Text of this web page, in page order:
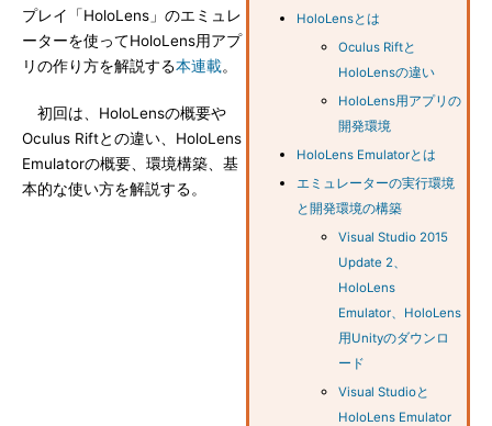
HoloLensとは
Oculus Riftと
HoloLensの違い
HoloLens用アプリの
開発環境
HoloLens Emulatorとは
エミュレーターの実行環境
と開発環境の構築
Visual Studio 2015
Update 2、
HoloLens
Emulator、HoloLens
用Unityのダウンロ
ード
Visual Studioと
HoloLens Emulator
プレイ「HoloLens」のエミュレ
ーターを使ってHoloLens用アプ
リの作り方を解説する本連載。
初回は、HoloLensの概要や
Oculus Riftとの違い、HoloLens
Emulatorの概要、環境構築、基
本的な使い方を解説する。